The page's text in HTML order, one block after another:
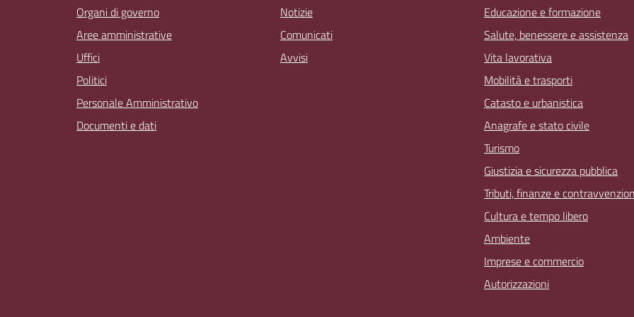
Organi di governo
Aree amministrative
Uffici
Politici
Personale Amministrativo
Documenti e dati
Notizie
Comunicati
Avvisi
Educazione e formazione
Salute, benessere e assistenza
Vita lavorativa
Mobilità e trasporti
Catasto e urbanistica
Anagrafe e stato civile
Turismo
Giustizia e sicurezza pubblica
Tributi, finanze e
Cultura e tempo libero
Ambiente
Imprese e commercio
Autorizzazioni